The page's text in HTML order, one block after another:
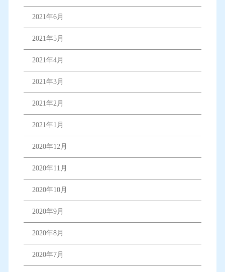
2021年6月
2021年5月
2021年4月
2021年3月
2021年2月
2021年1月
2020年12月
2020年11月
2020年10月
2020年9月
2020年8月
2020年7月